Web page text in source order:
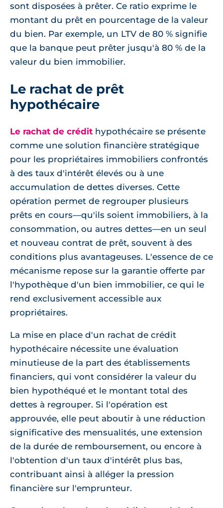
sont disposées à prêter. Ce ratio exprime le
montant du prêt en pourcentage de la valeur
du bien. Par exemple, un LTV de 80 % signifie
que la banque peut prêter jusqu'à 80 % de la
valeur du bien immobilier.
Le rachat de prêt
hypothécaire
Le rachat de crédit hypothécaire se présente
comme une solution financière stratégique
pour les propriétaires immobiliers confrontés
à des taux d'intérêt élevés ou à une
accumulation de dettes diverses. Cette
opération permet de regrouper plusieurs
prêts en cours—qu'ils soient immobiliers, à la
consommation, ou autres dettes—en un seul
et nouveau contrat de prêt, souvent à des
conditions plus avantageuses. L'essence de ce
mécanisme repose sur la garantie offerte par
l'hypothèque d'un bien immobilier, ce qui le
rend exclusivement accessible aux
propriétaires.
La mise en place d'un rachat de crédit
hypothécaire nécessite une évaluation
minutieuse de la part des établissements
financiers, qui vont considérer la valeur du
bien hypothéqué et le montant total des
dettes à regrouper. Si l'opération est
approuvée, elle peut aboutir à une réduction
significative des mensualités, une extension
de la durée de remboursement, ou encore à
l'obtention d'un taux d'intérêt plus bas,
contribuant ainsi à alléger la pression
financière sur l'emprunteur.